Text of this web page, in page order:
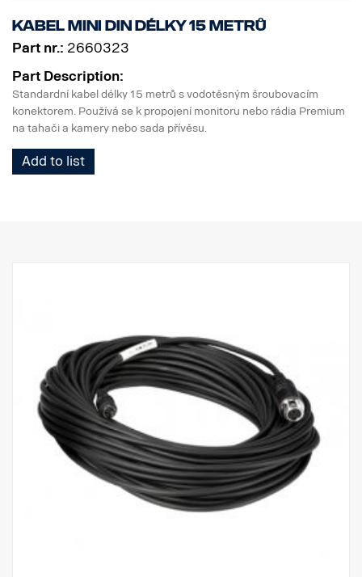
Kabel MINI DIN délky 15 metrů
Part nr.: 2660323
Part Description:
Standardní kabel délky 15 metrů s vodotěsným šroubovacím
konektorem. Používá se k propojení monitoru nebo rádia Premium
na tahači a kamery nebo sada přívěsu.
Add to list